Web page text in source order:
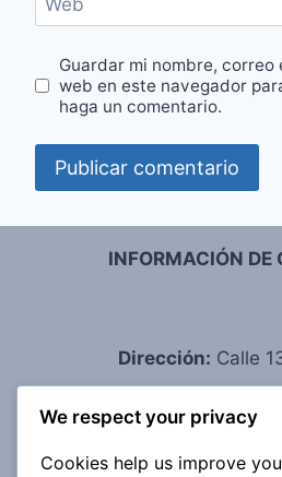
Guardar mi nombre,
web en este navegador
haga un comentario.
INFORMACIÓN DE
Dirección: Calle
Teléfono:
We respect your privacy
Cookies help us improve